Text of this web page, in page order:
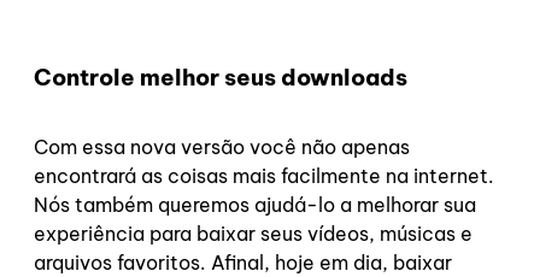
Controle melhor seus downloads
Com essa nova versão você não apenas
encontrará as coisas mais facilmente na internet.
Nós também queremos ajudá-lo a melhorar sua
experiência para baixar seus vídeos, músicas e
arquivos favoritos. Afinal, hoje em dia, baixar